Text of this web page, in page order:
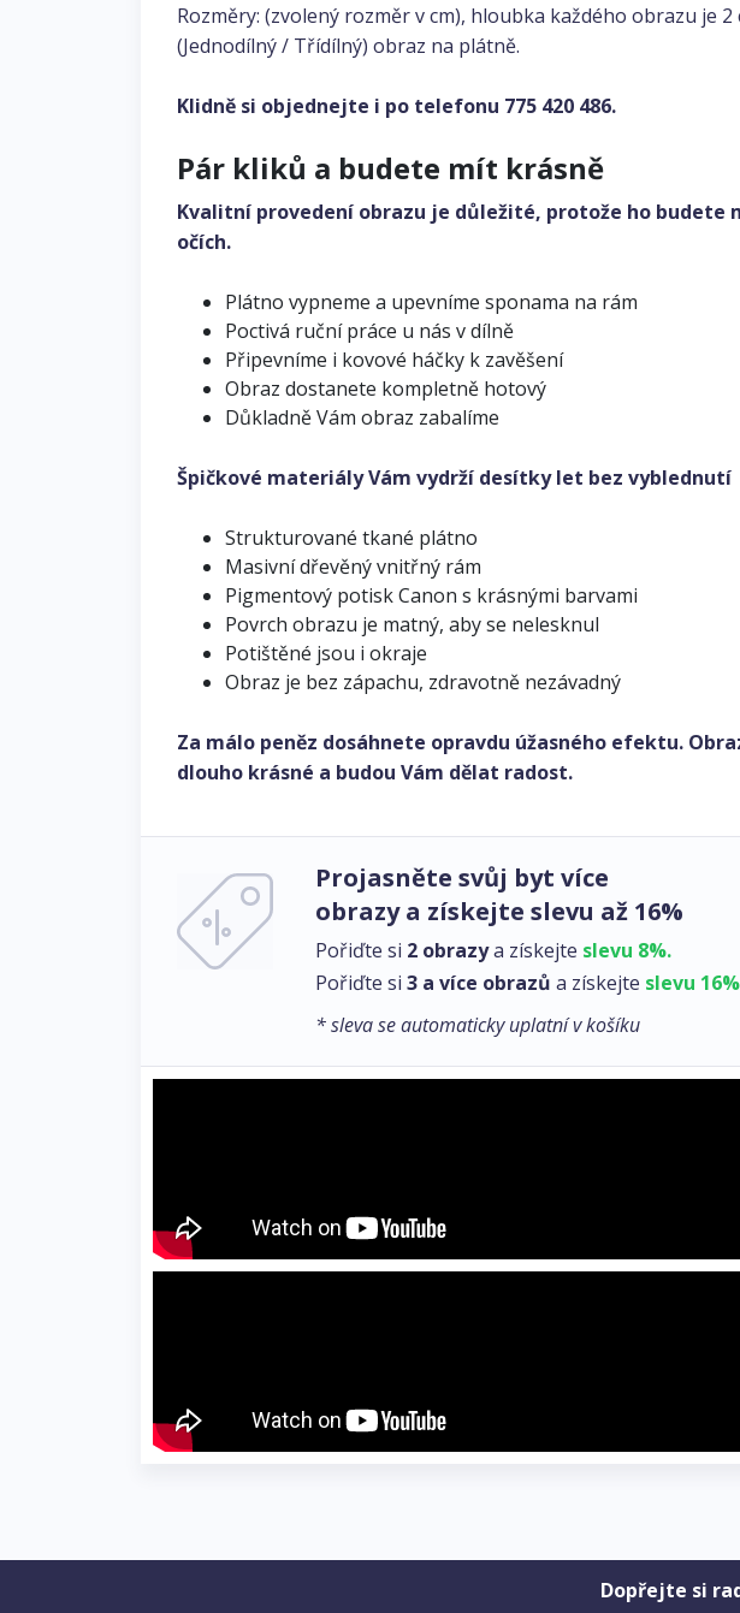
Rozměry: (zvolený rozměr v cm), hloubka každého obrazu je 2
(Jednodílný / Třídílný) obraz na plátně.
Klidně si objednejte i po telefonu 775 420 486.
Pár kliků a budete mít krásně
Kvalitní provedení obrazu je důležité, protože ho budete
očích.
Plátno vypneme a upevníme sponama na rám
Poctivá ruční práce u nás v dílně
Připevníme i kovové háčky k zavěšení
Obraz dostanete kompletně hotový
Důkladně Vám obraz zabalíme
Špičkové materiály Vám vydrží desítky let bez vyblednutí
Strukturované tkané plátno
Masivní dřevěný vnitřný rám
Pigmentový potisk Canon s krásnými barvami
Povrch obrazu je matný, aby se nelesknul
Potištěné jsou i okraje
Obraz je bez zápachu, zdravotně nezávadný
Za málo peněz dosáhnete opravdu úžasného efektu.
dlouho krásné a budou Vám dělat radost.
Projasněte svůj byt více
obrazy a získejte slevu až 16%
Pořiďte si 2 obrazya získejte slevu 8%.
Pořiďte si 3 a více obrazů a získejte slevu
* sleva se automaticky uplatní v košíku
Dopřejte si